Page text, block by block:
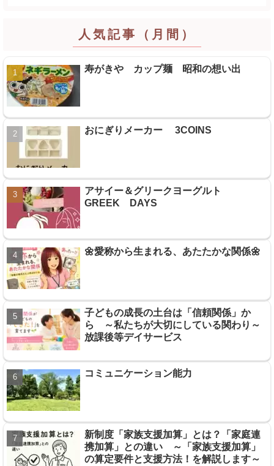
人気記事（月間）
寿がきや カップ麺 昭和の想い出
おにぎりメーカー 3COINS
アサイー＆グリークヨーグルト
GREEK DAYS
🌼愛称から生まれる、あたたかな関係🌼
子どもの成長の土台は「信頼関係」か
ら ～私たちが大切にしている関わり～
放課後等デイサービス
コミュニケーション能力
新制度「家族支援加算」とは？「家庭連
携加算」との違い ～「家族支援加算」
の算定要件と支援方法！を解説します～